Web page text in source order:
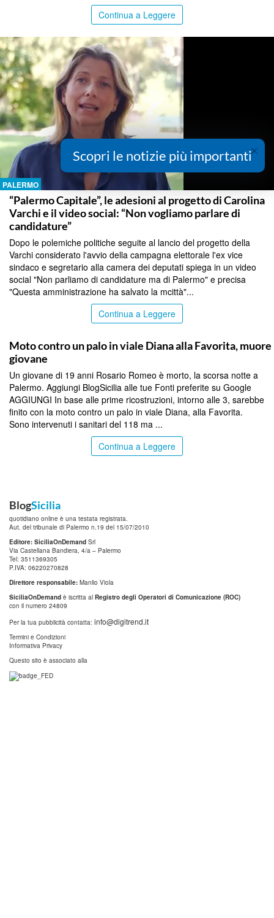
Continua a Leggere
PALERMO
“Palermo Capitale”, le adesioni al progetto di Carolina
Varchi e il video social: “Non vogliamo parlare di
candidature”
Dopo le polemiche politiche seguite al lancio del progetto della
Varchi considerato l'avvio della campagna elettorale l'ex vice
sindaco e segretario alla camera dei deputati spiega in un video
social "Non parliamo di candidature ma di Palermo" e precisa
"Questa amministrazione ha salvato la mcittà"...
Continua a Leggere
Moto contro un palo in viale Diana alla Favorita, muore
giovane
Un giovane di 19 anni Rosario Romeo è morto, la scorsa notte a
Palermo. Aggiungi BlogSicilia alle tue Fonti preferite su Google
AGGIUNGI In base alle prime ricostruzioni, intorno alle 3, sarebbe
finito con la moto contro un palo in viale Diana, alla Favorita.
Sono intervenuti i sanitari del 118 ma ...
Continua a Leggere
BlogSicilia
quotidiano online è una testata registrata.
Aut. del tribunale di Palermo n.19 del 15/07/2010
Editore: SiciliaOnDemand Srl
Via Castellana Bandiera, 4/a – Palermo
Tel: 3511369305
P.IVA: 06220270828
Direttore responsabile: Manlio Viola
SiciliaOnDemand è iscritta al Registro degli Operatori di Comunicazione (ROC)
con il numero 24809
Per la tua pubblicità contatta: info@digitrend.it
Termini e Condizioni
Informativa Privacy
Questo sito è associato alla
×
Scopri le notizie più importanti